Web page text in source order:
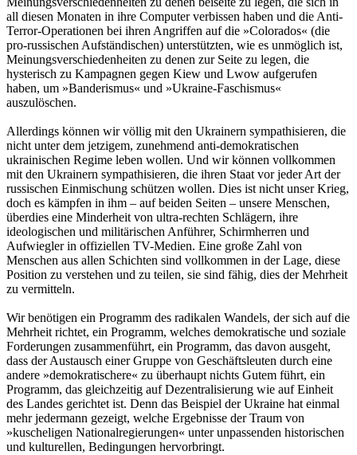
all diesen Monaten in ihre Computer verbissen haben und die Anti-
Terror-Operationen bei ihren Angriffen auf die »Colorados« (die
pro-russischen Aufständischen) unterstützten, wie es unmöglich ist,
Meinungsverschiedenheiten zu denen zur Seite zu legen, die
hysterisch zu Kampagnen gegen Kiew und Lwow aufgerufen
haben, um »Banderismus« und »Ukraine-Faschismus«
auszulöschen.
Allerdings können wir völlig mit den Ukrainern sympathisieren, die
nicht unter dem jetzigem, zunehmend anti-demokratischen
ukrainischen Regime leben wollen. Und wir können vollkommen
mit den Ukrainern sympathisieren, die ihren Staat vor jeder Art der
russischen Einmischung schützen wollen. Dies ist nicht unser Krieg,
doch es kämpfen in ihm – auf beiden Seiten – unsere Menschen,
überdies eine Minderheit von ultra-rechten Schlägern, ihre
ideologischen und militärischen Anführer, Schirmherren und
Aufwiegler in offiziellen TV-Medien. Eine große Zahl von
Menschen aus allen Schichten sind vollkommen in der Lage, diese
Position zu verstehen und zu teilen, sie sind fähig, dies der Mehrheit
zu vermitteln.
Wir benötigen ein Programm des radikalen Wandels, der sich auf die
Mehrheit richtet, ein Programm, welches demokratische und soziale
Forderungen zusammenführt, ein Programm, das davon ausgeht,
dass der Austausch einer Gruppe von Geschäftsleuten durch eine
andere »demokratischere« zu überhaupt nichts Gutem führt, ein
Programm, das gleichzeitig auf Dezentralisierung wie auf Einheit
des Landes gerichtet ist. Denn das Beispiel der Ukraine hat einmal
mehr jedermann gezeigt, welche Ergebnisse der Traum von
»kuscheligen Nationalregierungen« unter unpassenden historischen
und kulturellen, Bedingungen hervorbringt.